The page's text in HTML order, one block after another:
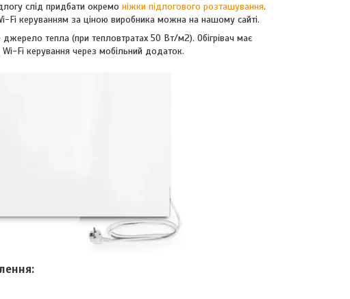
слід придбати окремо ніжки підлогового розташування.
Fi керуванням за ціною виробника можна на нашому сайті.
тепла (при тепловтратах 50 Вт/м2). Обігрівач має
Fi керування через мобільний додаток.